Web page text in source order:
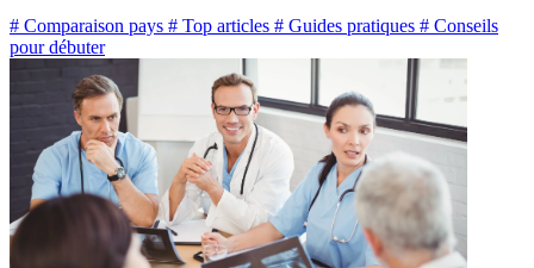
# Comparaison pays # Top articles # Guides pratiques # Conseils
pour débuter